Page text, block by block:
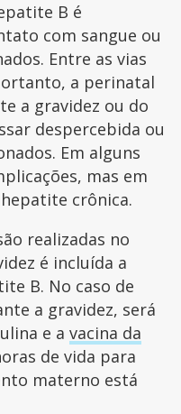
B é
com sangue ou
Entre as vias
a perinatal
a gravidez ou do
despercebida ou
Em alguns
mas em
crônica.
realizadas no
é incluída a
B. No caso de
a gravidez, será
e a vacina da
de vida para
materno está